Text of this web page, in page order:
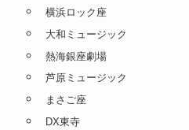
横浜ロック座
大和ミュージック
熱海銀座劇場
芦原ミュージック
まさご座
DX東寺